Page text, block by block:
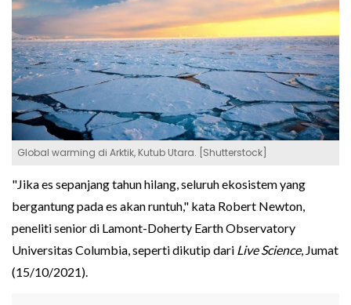
Global warming di Arktik, Kutub Utara. [Shutterstock]
"Jika es sepanjang tahun hilang, seluruh ekosistem yang
bergantung pada es akan runtuh," kata Robert Newton,
peneliti senior di Lamont-Doherty Earth Observatory
Universitas Columbia, seperti dikutip dari Live Science, Jumat
(15/10/2021).